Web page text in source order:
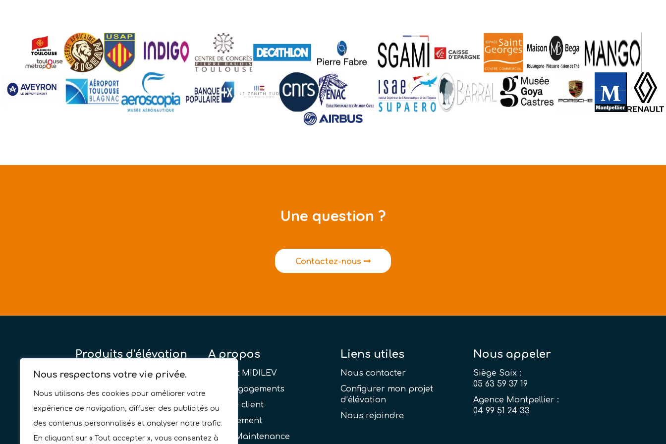
Nous respectons votre vie privée.
Nous utilisons des cookies pour améliorer votre
expérience de navigation, diffuser des publicités ou
des contenus personnalisés et analyser notre trafic.
En cliquant sur « Tout accepter », vous consentez à
Une question ?
Contactez-nous
Produits d’élévation
Ascenseur de maison
Élévateur PMR
Chaise monte-escaliers
Plateforme monte-escaliers
Monte-charges
A propos
L’esprit MIDILEV
Nos engagements
Service client
Financement
SAV & Maintenance
Liens utiles
Nous contacter
Configurer mon projet
d’élévation
Nous rejoindre
Nous appeler
Siège Saix :
05 63 59 37 19
Agence Montpellier :
04 99 51 24 33